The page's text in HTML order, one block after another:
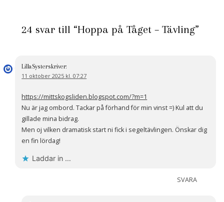
24 svar till “Hoppa på Tåget – Tävling”
LillaSysterskriver:
11 oktober 2025 kl. 07:27
https://mittskogsliden.blogspot.com/?m=1
Nu är jag ombord. Tackar på förhand för min vinst =) Kul att du
gillade mina bidrag.
Men oj vilken dramatisk start ni fick i segeltävlingen. Önskar dig
en fin lördag!
Laddar in …
SVARA